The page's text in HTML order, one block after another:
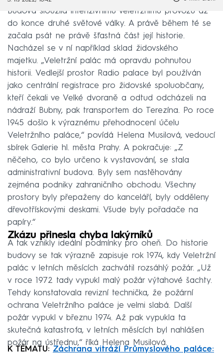
Budova sloužila intenzívnímu veletržnímu provozu až
do konce druhé světové války. A právě během té se
začala psát ne právě šťastná část její historie.
Nacházel se v ní například sklad židovského
majetku. „Veletržní palác má opravdu pohnutou
historii. Vedlejší prostor Radio palace byl používán
jako centrální registrace pro židovské spoluobčany,
kteří čekali ve Velké dvoraně a odtud odcházeli na
nádraží Bubny, pak transportem do Terezína. Po roce
1945 došlo k výraznému přehodnocení účelu
Veletržního paláce,“ povídá Helena Musilová, vedoucí
sbírek Galerie hl. města Prahy. A pokračuje: „Z
něčeho, co bylo určeno k vystavování, se stala
administrativní budova. Byly sem nastěhovány
zejména podniky zahraničního obchodu. Všechny
prostory byly přepaženy do kanceláří, byly odděleny
dřevotřískovými deskami. Všude byly pořadače na
papíry.“
Zkázu přinesla chyba lakýrníků
A tak vznikly ideální podmínky pro oheň. Do historie
budovy se tak výrazně zapisuje rok 1974, kdy Veletržní
palác v letních měsících zachvátil rozsáhlý požár. „Už
v roce 1972 tady vypukl malý požár výtahové šachty.
Tehdy konstatovala revizní technička, že požární
ochrana Veletržního paláce je velmi slabá. Další
požár vypukl v březnu 1974. Až pak vypukla ta
skutečná katastrofa, v letních měsících byl nahlášen
požár na ústřednu,“ říká Helena Musilová.
K TÉMATU: Záchrana vitráží Průmyslového paláce: